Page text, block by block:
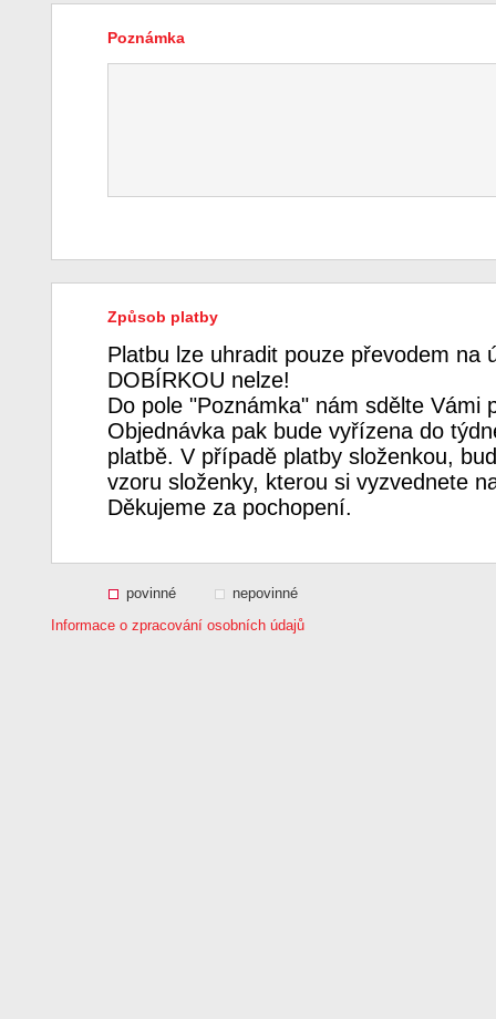
Poznámka
Způsob platby
Platbu lze uhradit pouze převodem na
DOBÍRKOU nelze!
Do pole "Poznámka" nám sdělte Vámi
Objednávka pak bude vyřízena do
platbě. V případě platby složenkou,
vzoru složenky, kterou si vyzvednete
Děkujeme za pochopení.
povinné
nepovinné
Informace o zpracování osobních údajů